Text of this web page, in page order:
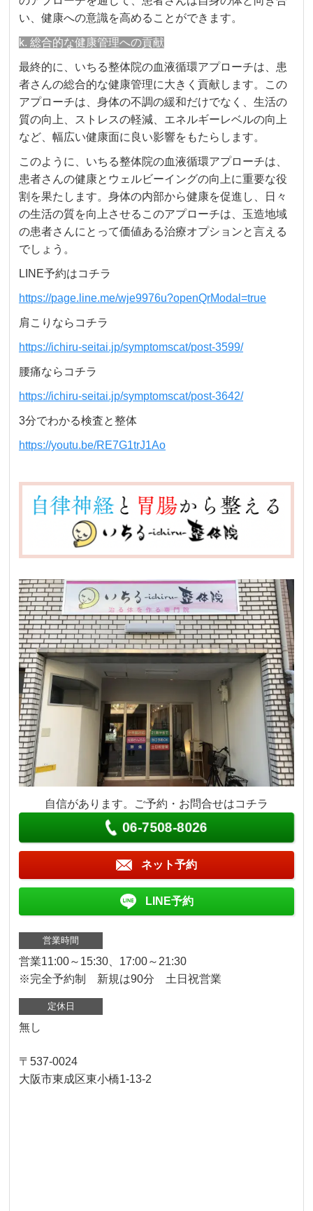
い、健康への意識を高めることができます。
k. 総合的な健康管理への貢献
最終的に、いちる整体院の血液循環アプローチは、患
者さんの総合的な健康管理に大きく貢献します。この
アプローチは、身体の不調の緩和だけでなく、生活の
質の向上、ストレスの軽減、エネルギーレベルの向上
など、幅広い健康面に良い影響をもたらします。
このように、いちる整体院の血液循環アプローチは、
患者さんの健康とウェルビーイングの向上に重要な役
割を果たします。身体の内部から健康を促進し、日々
の生活の質を向上させるこのアプローチは、玉造地域
の患者さんにとって価値ある治療オプションと言える
でしょう。
LINE予約はコチラ
https://page.line.me/wje9976u?openQrModal=true
肩こりならコチラ
https://ichiru-seitai.jp/symptomscat/post-3599/
腰痛ならコチラ
https://ichiru-seitai.jp/symptomscat/post-3642/
3分でわかる検査と整体
https://youtu.be/RE7G1trJ1Ao
自信があります。ご予約・お問合せはコチラ
06-7508-8026
ネット予約
LINE予約
営業時間
営業11:00～15:30、17:00～21:30
※完全予約制 新規は90分 土日祝営業
定休日
無し
〒537-0024
大阪市東成区東小橋1-13-2